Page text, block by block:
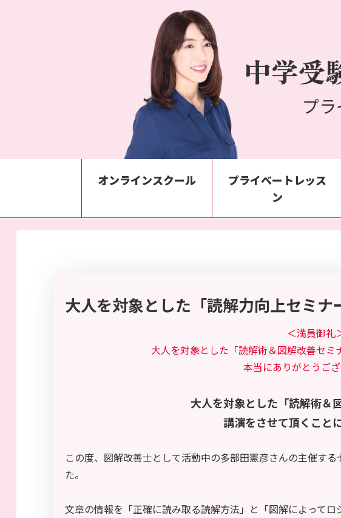
中学受
プ
オンラインスクール
プライベートレッス
ン
大人を対象とした「読解力向上セミナ
＜満員御礼
大人を対象とした「読解術＆図解改善セミ
本当にありがとうご
大人を対象とした「読解術＆
講演をさせて頂くこと
この度、図解改善士として活動中の多部田憲彦さんの主催す
た。
文章の情報を「正確に読み取る読解方法」と「図解によって